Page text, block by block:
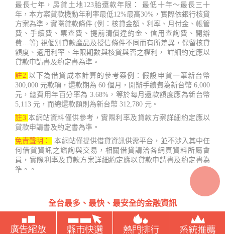
最長七年，房貸土地123胎還款年限： 最低十年～最長三十
年，本方案貸款機動年利率最低12%最高30%，實際依銀行核貸
方案為準。實際貸款條件 (例：核貸金額、利率、月付金、帳管
費、手續費、票查費、提前清償違約金、信用查詢費、開辦
費…等) 視個別貸款產品及授信條件不同而有所差異，保留核貸
額度、適用利率、年限期數與核貸與否之權利， 詳細約定應以
貸款申請書及約定書為準。
註2 以下為借貸成本計算的參考案例：假設申貸一筆新台幣
300,000 元款項，還款期為 60 個月，開辦手續費為新台幣 6,000
元，總費用年百分率為 3.68%，等於每月還款額度應為新台幣
5,113 元，而總還款額則為新台幣 312,780 元。
註3 本網站資料僅供參考，實際利率及貸款方案詳細約定應以
貸款申請書及約定書為準。
免責聲明：
本網站僅提供借貸資訊供需平台，並不涉入其中任
何借貸資訊之諮詢與交易，相關借貸請洽各網頁資料所屬會
員，實際利率及貸款方案詳細約定應以貸款申請書及約定書為
準。。
全台最多、最快、最安全的金融資訊
台灣借款.net Copyright ©2022 - 2023 鑫睿開發有限公司 407台
中市西屯區國安一路121號